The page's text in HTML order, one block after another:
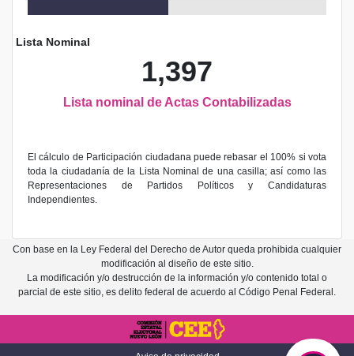
Lista Nominal
1,397
Lista nominal de Actas Contabilizadas
El cálculo de Participación ciudadana puede rebasar el 100% si vota
toda la ciudadanía de la Lista Nominal de una casilla; así como las
Representaciones de Partidos Políticos y Candidaturas
Independientes.
Con base en la Ley Federal del Derecho de Autor queda prohibida cualquier
modificación al diseño de este sitio.
La modificación y/o destrucción de la información y/o contenido total o
parcial de este sitio, es delito federal de acuerdo al Código Penal Federal.